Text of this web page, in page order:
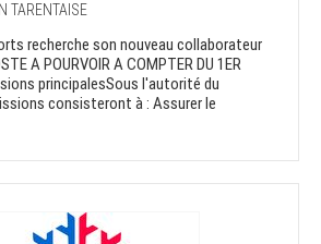
TARENTAISE
recherche son nouveau collaborateur
A POURVOIR A COMPTER DU 1ER
principalesSous l'autorité du
consisteront à : Assurer le